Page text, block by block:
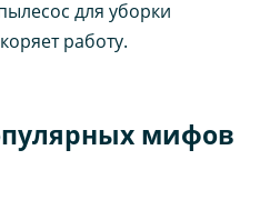
для уборки
работу.
мифов